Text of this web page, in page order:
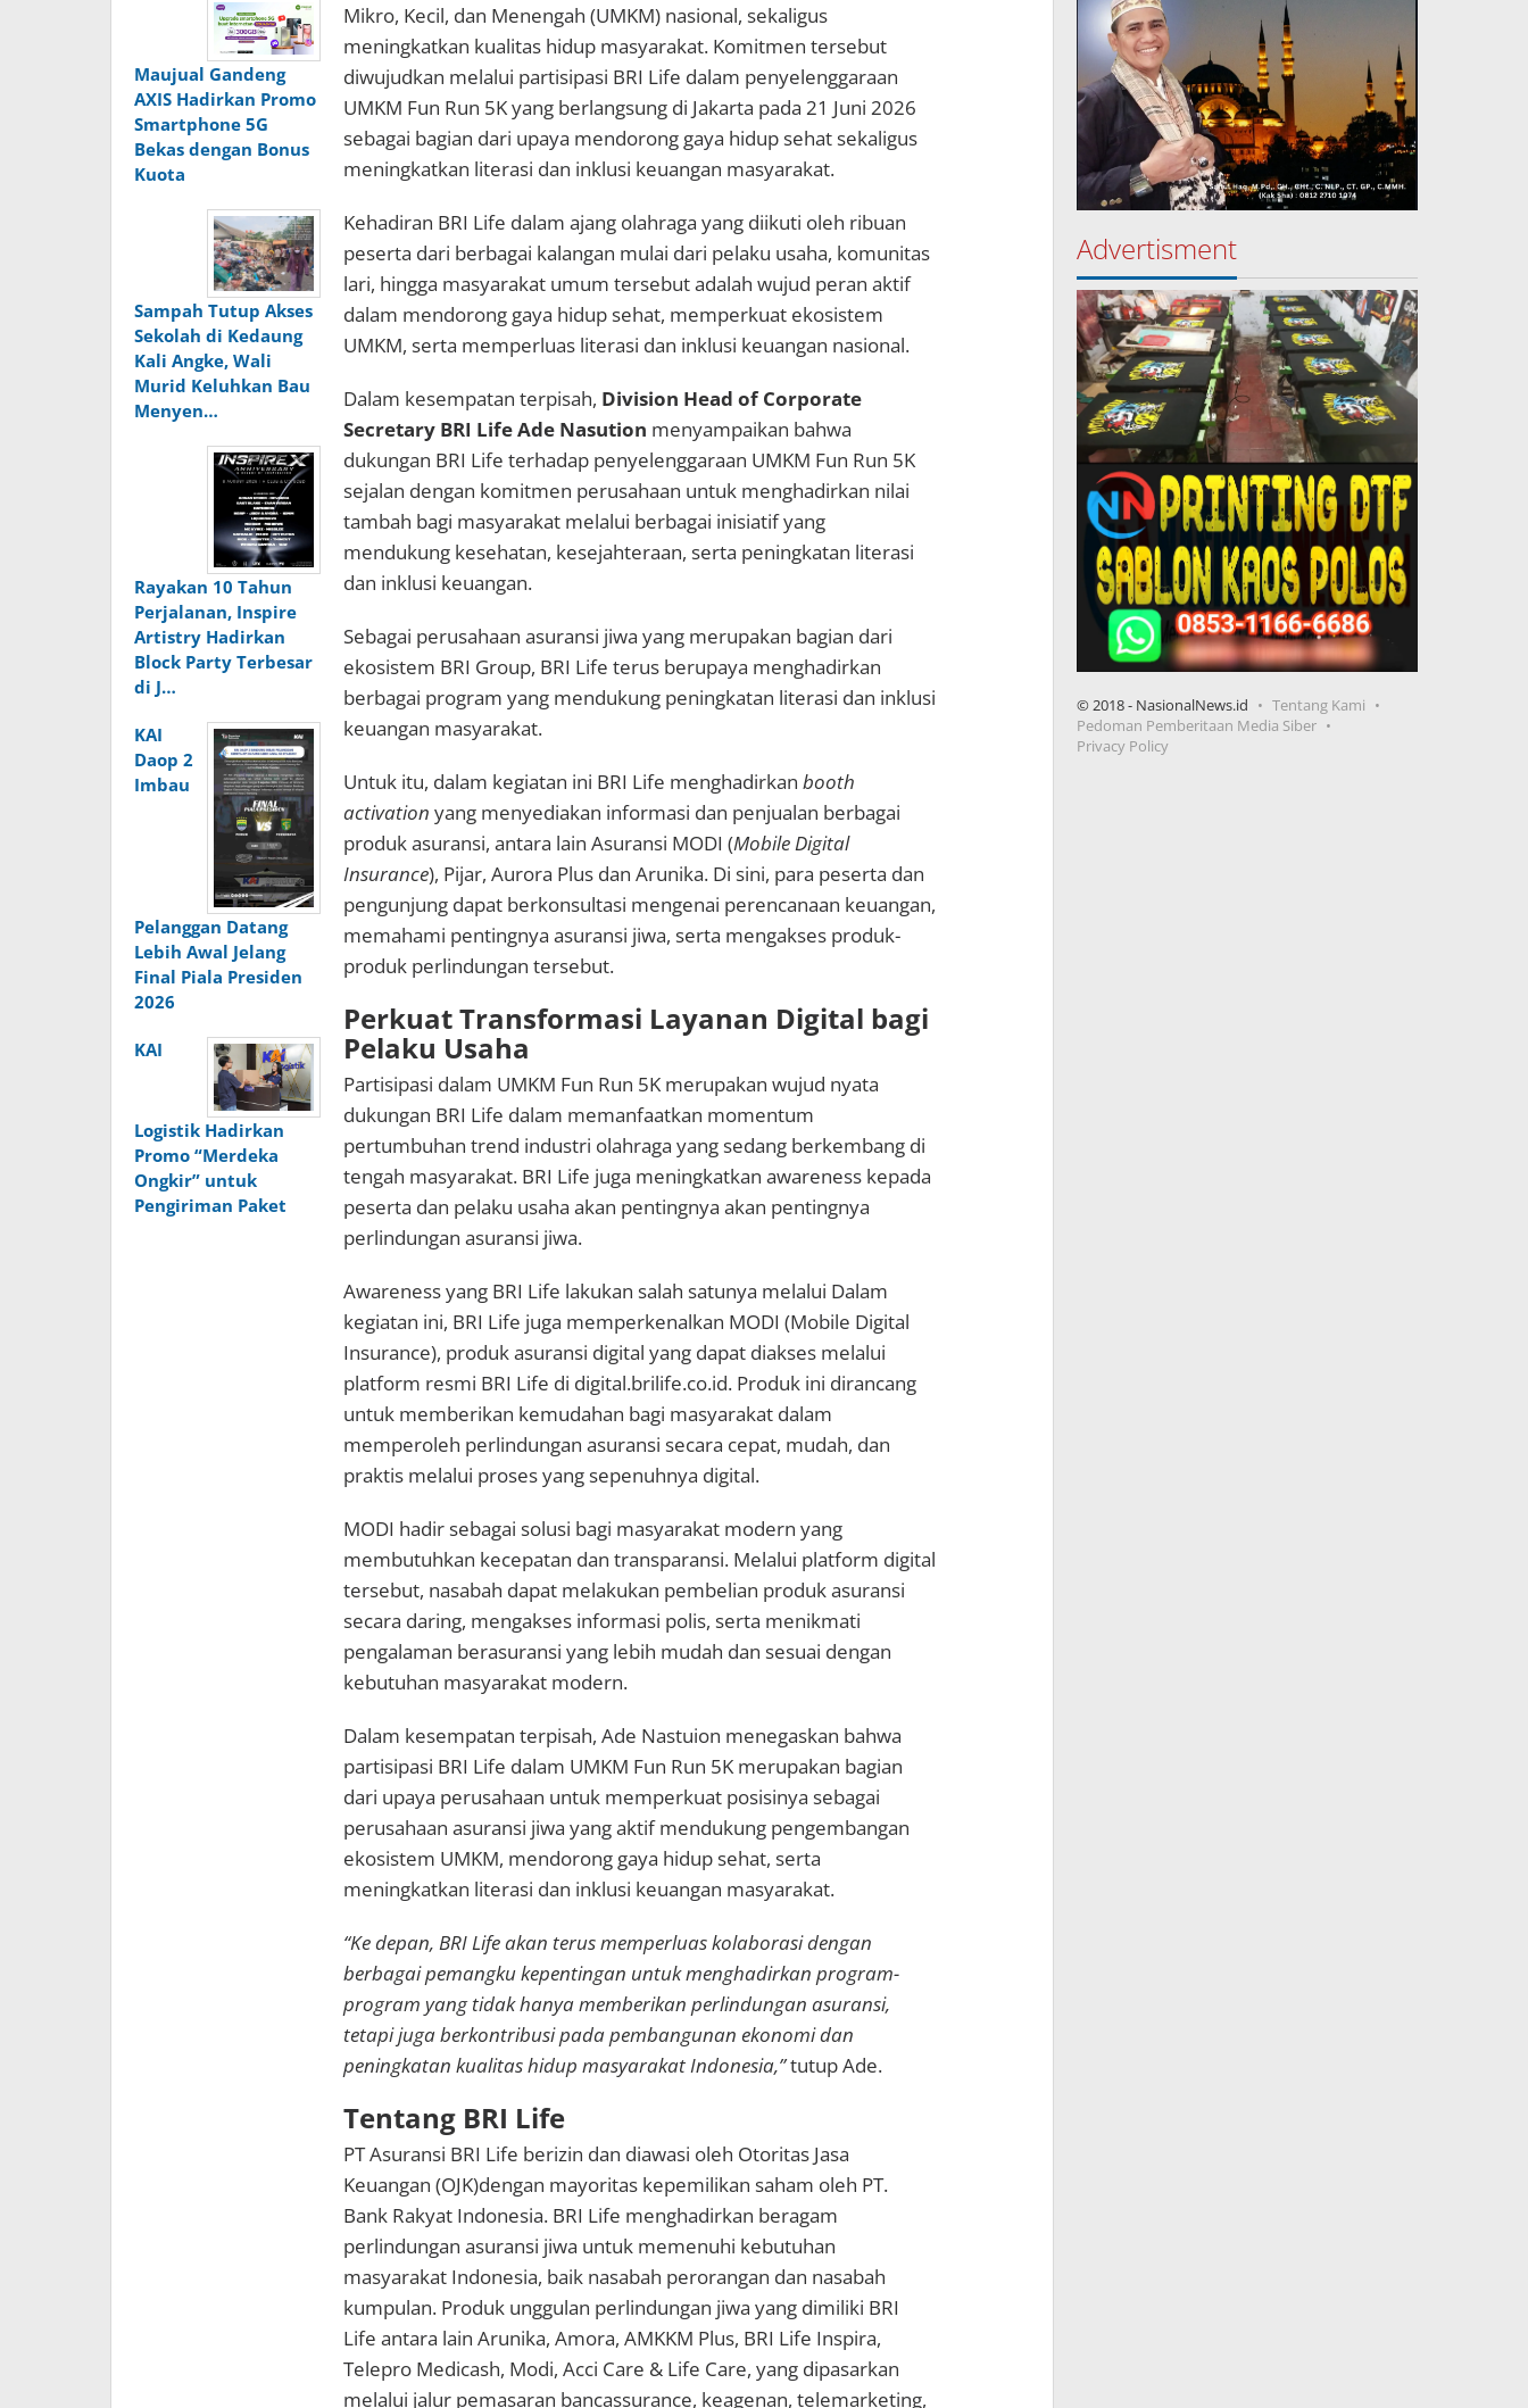
Maujual Gandeng
AXIS Hadirkan Promo
Smartphone 5G
Bekas dengan Bonus
Kuota
Sampah Tutup Akses
Sekolah di Kedaung
Kali Angke, Wali
Murid Keluhkan Bau
Menyen…
Rayakan 10 Tahun
Perjalanan, Inspire
Artistry Hadirkan
Block Party Terbesar
di J…
KAI
Daop 2
Imbau
Pelanggan Datang
Lebih Awal Jelang
Final Piala Presiden
2026
KAI
Logistik Hadirkan
Promo “Merdeka
Ongkir” untuk
Pengiriman Paket
Mikro, Kecil, dan Menengah (UMKM) nasional, sekaligus
meningkatkan kualitas hidup masyarakat. Komitmen tersebut
diwujudkan melalui partisipasi BRI Life dalam penyelenggaraan
UMKM Fun Run 5K yang berlangsung di Jakarta pada 21 Juni 2026
sebagai bagian dari upaya mendorong gaya hidup sehat sekaligus
meningkatkan literasi dan inklusi keuangan masyarakat.
Kehadiran BRI Life dalam ajang olahraga yang diikuti oleh ribuan
peserta dari berbagai kalangan mulai dari pelaku usaha, komunitas
lari, hingga masyarakat umum tersebut adalah wujud peran aktif
dalam mendorong gaya hidup sehat, memperkuat ekosistem
UMKM, serta memperluas literasi dan inklusi keuangan nasional.
Dalam kesempatan terpisah, Division Head of Corporate
Secretary BRI Life Ade Nasution menyampaikan bahwa
dukungan BRI Life terhadap penyelenggaraan UMKM Fun Run 5K
sejalan dengan komitmen perusahaan untuk menghadirkan nilai
tambah bagi masyarakat melalui berbagai inisiatif yang
mendukung kesehatan, kesejahteraan, serta peningkatan literasi
dan inklusi keuangan.
Sebagai perusahaan asuransi jiwa yang merupakan bagian dari
ekosistem BRI Group, BRI Life terus berupaya menghadirkan
berbagai program yang mendukung peningkatan literasi dan inklusi
keuangan masyarakat.
Untuk itu, dalam kegiatan ini BRI Life menghadirkan booth
activation yang menyediakan informasi dan penjualan berbagai
produk asuransi, antara lain Asuransi MODI (Mobile Digital
Insurance), Pijar, Aurora Plus dan Arunika. Di sini, para peserta dan
pengunjung dapat berkonsultasi mengenai perencanaan keuangan,
memahami pentingnya asuransi jiwa, serta mengakses produk-
produk perlindungan tersebut.
Perkuat Transformasi Layanan Digital bagi
Pelaku Usaha
Partisipasi dalam UMKM Fun Run 5K merupakan wujud nyata
dukungan BRI Life dalam memanfaatkan momentum
pertumbuhan trend industri olahraga yang sedang berkembang di
tengah masyarakat. BRI Life juga meningkatkan awareness kepada
peserta dan pelaku usaha akan pentingnya akan pentingnya
perlindungan asuransi jiwa.
Awareness yang BRI Life lakukan salah satunya melalui Dalam
kegiatan ini, BRI Life juga memperkenalkan MODI (Mobile Digital
Insurance), produk asuransi digital yang dapat diakses melalui
platform resmi BRI Life di digital.brilife.co.id. Produk ini dirancang
untuk memberikan kemudahan bagi masyarakat dalam
memperoleh perlindungan asuransi secara cepat, mudah, dan
praktis melalui proses yang sepenuhnya digital.
MODI hadir sebagai solusi bagi masyarakat modern yang
membutuhkan kecepatan dan transparansi. Melalui platform digital
tersebut, nasabah dapat melakukan pembelian produk asuransi
secara daring, mengakses informasi polis, serta menikmati
pengalaman berasuransi yang lebih mudah dan sesuai dengan
kebutuhan masyarakat modern.
Dalam kesempatan terpisah, Ade Nastuion menegaskan bahwa
partisipasi BRI Life dalam UMKM Fun Run 5K merupakan bagian
dari upaya perusahaan untuk memperkuat posisinya sebagai
perusahaan asuransi jiwa yang aktif mendukung pengembangan
ekosistem UMKM, mendorong gaya hidup sehat, serta
meningkatkan literasi dan inklusi keuangan masyarakat.
“Ke depan, BRI Life akan terus memperluas kolaborasi dengan
berbagai pemangku kepentingan untuk menghadirkan program-
program yang tidak hanya memberikan perlindungan asuransi,
tetapi juga berkontribusi pada pembangunan ekonomi dan
peningkatan kualitas hidup masyarakat Indonesia,”tutup Ade.
Tentang BRI Life
PT Asuransi BRI Life berizin dan diawasi oleh Otoritas Jasa
Keuangan (OJK)dengan mayoritas kepemilikan saham oleh PT.
Bank Rakyat Indonesia. BRI Life menghadirkan beragam
perlindungan asuransi jiwa untuk memenuhi kebutuhan
masyarakat Indonesia, baik nasabah perorangan dan nasabah
kumpulan. Produk unggulan perlindungan jiwa yang dimiliki BRI
Life antara lain Arunika, Amora, AMKKM Plus, BRI Life Inspira,
Telepro Medicash, Modi, Acci Care & Life Care, yang dipasarkan
melalui jalur pemasaran bancassurance, keagenan, telemarketing,
Advertisment
© 2018 - NasionalNews.id
Tentang Kami
Pedoman Pemberitaan Media Siber
Privacy Policy